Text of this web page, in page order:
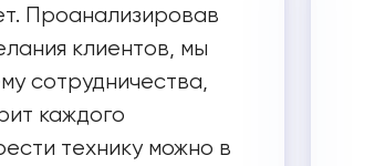
Проанализировав
клиентов, мы
сотрудничества,
каждого
технику можно в